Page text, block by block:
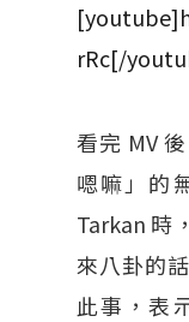
rRc[/
看完 MV
嗯嘛」的
Tarkan 時
來八卦的
此事，表